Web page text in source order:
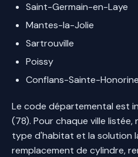
Saint-Germain-en-Laye
Mantes-la-Jolie
Sartrouville
Poissy
Conflans-Sainte-Honorine
Le code départemental est
(78). Pour chaque ville listée,
type d'habitat et la solution
remplacement de cylindre,